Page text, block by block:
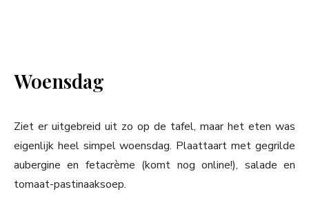
Woensdag
Ziet er uitgebreid uit zo op de tafel, maar het eten was
eigenlijk heel simpel woensdag. Plaattaart met gegrilde
aubergine en fetacrème (komt nog online!), salade en
tomaat-pastinaaksoep.